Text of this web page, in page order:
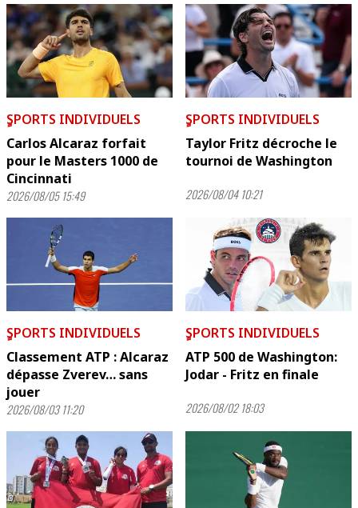
ٍSPORTS INDIVIDUELS
Carlos Alcaraz forfait
pour le Masters 1000 de
Cincinnati
2026/08/05 15:49
ٍSPORTS INDIVIDUELS
Taylor Fritz décroche le
tournoi de Washington
2026/08/04 10:21
ٍSPORTS INDIVIDUELS
Classement ATP : Alcaraz
dépasse Zverev… sans
jouer
2026/08/03 11:20
ٍSPORTS INDIVIDUELS
ATP 500 de Washington:
Jodar - Fritz en finale
2026/08/02 18:03